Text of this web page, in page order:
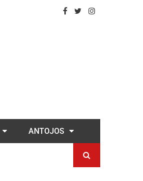
ANTOJOS